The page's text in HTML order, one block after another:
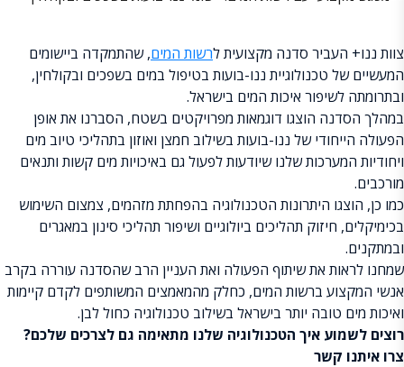
צוות ננו+ העביר סדנה מקצועית לרשות המים, שהתמקדה ביישומים
המעשיים של טכנולוגיית ננו-בועות בטיפול במים בשפכים ובקולחין,
ובתרומתה לשיפור איכות המים בישראל.
במהלך הסדנה הוצגו דוגמאות מפרויקטים בשטח, הסברנו את אופן
הפעולה הייחודי של ננו-בועות בשילוב חמצן ואוזון בתהליכי טיוב מים
ויחודיות המערכות שלנו שיודעות לפעול גם באיכויות מים קשות ותנאים
מורכבים.
כמו כן, הוצגו היתרונות הטכנולוגיה בהפחתת מזהמים, צמצום השימוש
בכימיקלים, חיזוק תהליכים ביולוגיים ושיפור תהליכי סינון במאגרים
ובמתקנים.
שמחנו לראות את שיתוף הפעולה ואת העניין הרב שהסדנה עוררה בקרב
אנשי המקצוע ברשות המים, כחלק מהמאמצים המשותפים לקדם קיימות
ואיכות מים טובה יותר בישראל בשילוב טכנולוגיה כחול לבן.
רוצים לשמוע איך הטכנולוגיה שלנו מתאימה גם לצרכים שלכם?
צרו איתנו קשר